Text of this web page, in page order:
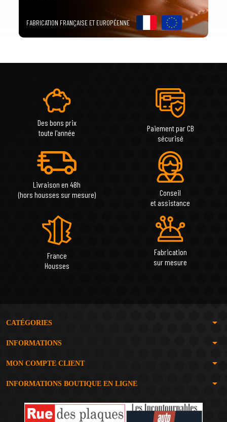
FABRICATION FRANÇAISE ET EUROPÉENNE
Des bons prix
toute l'année
Paiement par CB
sécurisé
Livraison en 48h
(hors housses sur mesure)
Conseil
et assistance
France
Housses
Fabrication
sur mesure
CATÉGORIES arrow_drop_down
INFORMATIONS arrow_drop_down
MON COMPTE CLIENT arrow_drop_down
INFORMATIONS BOUTIQUE EN LIGNE arrow_drop_down